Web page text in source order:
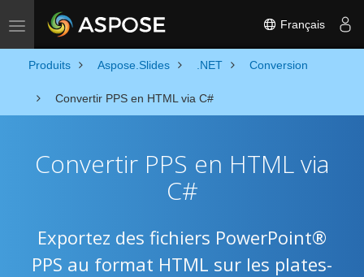
Toggle navigation Français
Produits Aspose.Slides .NET Conversion
Convertir PPS en HTML via C#
Convertir PPS en HTML via
C#
Exportez des fichiers PowerPoint®
PPS au format HTML sur les plates-